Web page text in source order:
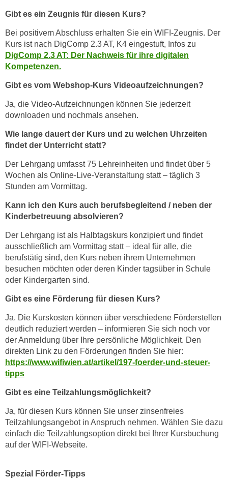
Gibt es ein Zeugnis für diesen Kurs?
Bei positivem Abschluss erhalten Sie ein WIFI-Zeugnis. Der
Kurs ist nach DigComp 2.3 AT, K4 eingestuft, Infos zu
DigComp 2.3 AT: Der Nachweis für ihre digitalen
Kompetenzen.
Gibt es vom Webshop-Kurs Videoaufzeichnungen?
Ja, die Video-Aufzeichnungen können Sie jederzeit
downloaden und nochmals ansehen.
Wie lange dauert der Kurs und zu welchen Uhrzeiten
findet der Unterricht statt?
Der Lehrgang umfasst 75 Lehreinheiten und findet über 5
Wochen als Online-Live-Veranstaltung statt – täglich 3
Stunden am Vormittag.
Kann ich den Kurs auch berufsbegleitend / neben der
Kinderbetreuung absolvieren?
Der Lehrgang ist als Halbtagskurs konzipiert und findet
ausschließlich am Vormittag statt – ideal für alle, die
berufstätig sind, den Kurs neben ihrem Unternehmen
besuchen möchten oder deren Kinder tagsüber in Schule
oder Kindergarten sind.
Gibt es eine Förderung für diesen Kurs?
Ja. Die Kurskosten können über verschiedene Förderstellen
deutlich reduziert werden – informieren Sie sich noch vor
der Anmeldung über Ihre persönliche Möglichkeit. Den
direkten Link zu den Förderungen finden Sie hier:
https://www.wifiwien.at/artikel/197-foerder-und-steuer-
tipps
Gibt es eine Teilzahlungsmöglichkeit?
Ja, für diesen Kurs können Sie unser zinsenfreies
Teilzahlungsangebot in Anspruch nehmen. Wählen Sie dazu
einfach die Teilzahlungsoption direkt bei Ihrer Kursbuchung
auf der WIFI-Webseite.
Spezial Förder-Tipps
t
e
c
h
n
c
h
D
t
e
n
.
E
n
e
A
l
u
n
g
e
P
a
r
n
c
u
t
z
e
c
h
l
i
c
h
e
R
e
c
h
t
e
g
e
i
e
ß
e
n
n
i
s